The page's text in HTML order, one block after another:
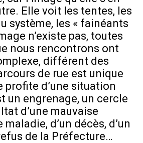
Elle voit les tentes, les
système, les « fainéants
n’existe pas, toutes
nous rencontrons ont
différent des
de rue est unique
profite d’une situation
un engrenage, un cercle
d’une mauvaise
maladie, d’un décès, d’un
de la Préfecture…